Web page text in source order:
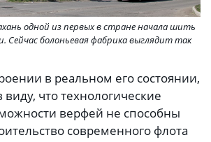
одной из первых в стране начала шить
Сейчас болоньевая фабрика выглядит так
в реальном его состоянии,
виду, что технологические
верфей не способны
современного флота